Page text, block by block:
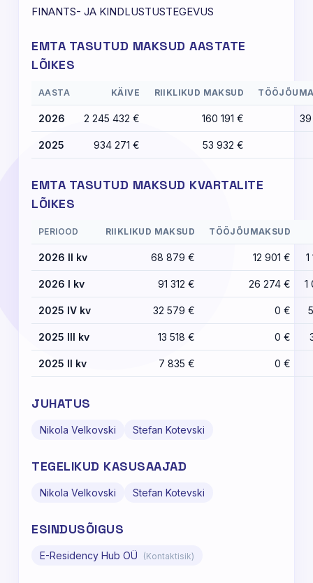
FINANTS- JA KINDLUSTUSTEGEVUS
EMTA TASUTUD MAKSUD AASTATE
LÕIKES
AASTA KÄIVE RIIKLIKUD MAKSUD
2026 2 245 432 € 160 191 €
2025 934 271 € 53 932 €
EMTA TASUTUD MAKSUD KVARTALITE
LÕIKES
PERIOOD RIIKLIKUD MAKSUD TÖÖJÕUMAKSUD
2026 II kv 68 879 € 12 901 €
2026 I kv 91 312 € 26 274 € 1
2025 IV kv 32 579 € 0 €
2025 III kv 13 518 € 0 €
2025 II kv 7 835 € 0 €
JUHATUS
Nikola Velkovski Stefan Kotevski
TEGELIKUD KASUSAAJAD
Nikola Velkovski Stefan Kotevski
ESINDUSÕIGUS
E-Residency Hub OÜ (Kontaktisik)